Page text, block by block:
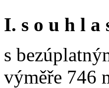
I. s o u h l a
s
výměře 746